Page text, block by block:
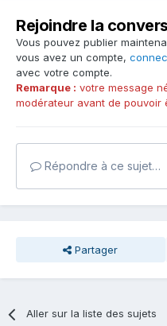
Rejoindre la
Vous pouvez publier
vous avez un compte,
avec votre compte.
Remarque : votre message
modérateur avant de pouvoir
Répondre à ce sujet…
Partager
Aller sur la liste des sujets